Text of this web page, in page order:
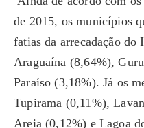
de 2015, os municípios
fatias da arrecadação do
Araguaína (8,64%),
Paraíso (3,18%). Já os
Tupirama (0,11%),
Areia (0,12%) e Lagoa